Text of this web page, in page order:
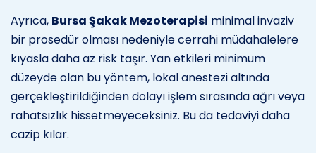
Ayrıca, Bursa Şakak Mezoterapisi minimal invaziv
bir prosedür olması nedeniyle cerrahi müdahalelere
kıyasla daha az risk taşır. Yan etkileri minimum
düzeyde olan bu yöntem, lokal anestezi altında
gerçekleştirildiğinden dolayı işlem sırasında ağrı veya
rahatsızlık hissetmeyeceksiniz. Bu da tedaviyi daha
cazip kılar.